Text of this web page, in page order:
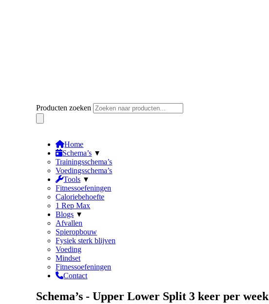
Producten zoeken
Home
Schema’s
Trainingsschema’s
Voedingsschema’s
Tools
Fitnessoefeningen
Caloriebehoefte
1 Rep Max
Blogs
Afvallen
Spieropbouw
Fysiek sterk blijven
Voeding
Mindset
Fitnessoefeningen
Contact
Schema’s - Upper Lower Split 3 keer per week